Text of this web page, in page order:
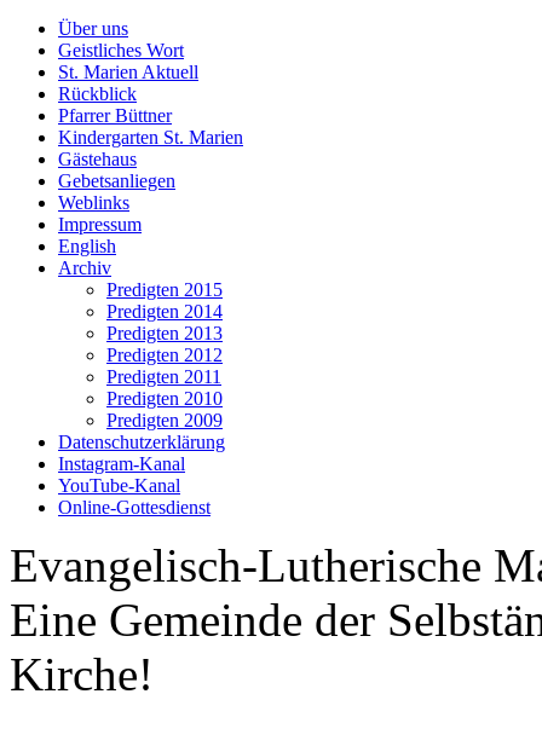
Über uns
Geistliches Wort
St. Marien Aktuell
Rückblick
Pfarrer Büttner
Kindergarten St. Marien
Gästehaus
Gebetsanliegen
Weblinks
Impressum
English
Archiv
Predigten 2015
Predigten 2014
Predigten 2013
Predigten 2012
Predigten 2011
Predigten 2010
Predigten 2009
Datenschutzerklärung
Instagram-Kanal
YouTube-Kanal
Online-Gottesdienst
Evangelisch-Lutherische
Eine Gemeinde der
Kirche!